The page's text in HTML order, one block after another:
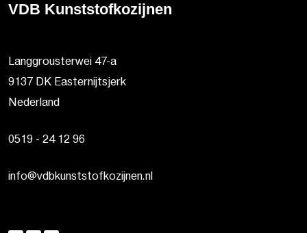
VDB Kunststofkozijnen
Langgrousterwei 47-a
9137 DK Easternijtsjerk
Nederland
0519 - 24 12 96
info@vdbkunststofkozijnen.nl